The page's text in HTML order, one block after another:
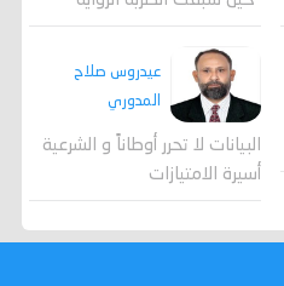
عيدروس صلاح
المدوري
البيانات لا تحرر أوطاناً و الشرعية
أسيرة الامتيازات